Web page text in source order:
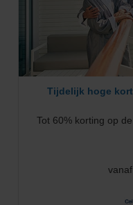
Tijdelijk hoge
Tot 60% korting op